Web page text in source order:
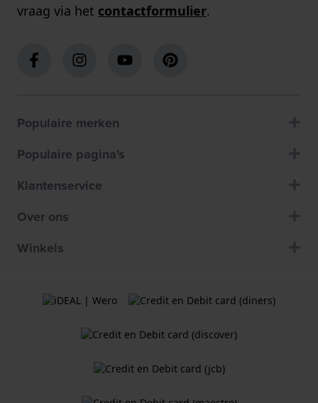
vraag via het contactformulier.
Populaire merken
Populaire pagina's
Klantenservice
Over ons
Winkels